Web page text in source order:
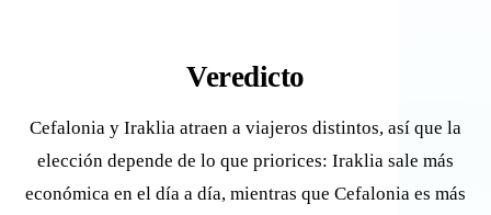
Veredicto
Cefalonia y Iraklia atraen a viajeros distintos, así que la
elección depende de lo que priorices: Iraklia sale más
económica en el día a día, mientras que Cefalonia es más